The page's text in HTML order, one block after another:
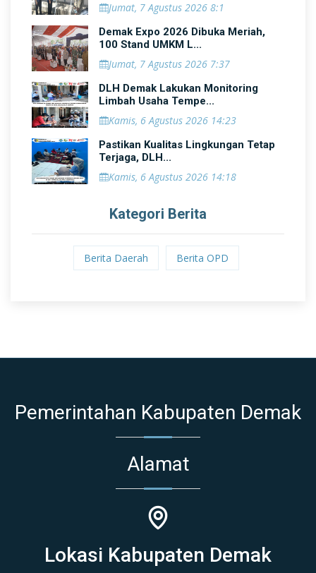
Jumat, 7 Agustus 2026 8:1
Demak Expo 2026 Dibuka Meriah,
100 Stand UMKM L...
Jumat, 7 Agustus 2026 7:37
DLH Demak Lakukan Monitoring
Limbah Usaha Tempe...
Kamis, 6 Agustus 2026 14:23
Pastikan Kualitas Lingkungan Tetap
Terjaga, DLH...
Kamis, 6 Agustus 2026 14:18
Kategori Berita
Berita Daerah Berita OPD
Pemerintahan Kabupaten Demak
Alamat
Lokasi Kabupaten Demak